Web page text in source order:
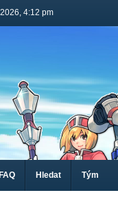
4:12 pm
FAQ Hledat Tým